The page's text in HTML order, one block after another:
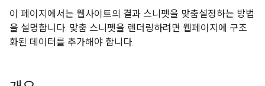
이 페이지에서는 웹사이트의 결과 스니펫을 맞춤설정하는 방법
을 설명합니다. 맞춤 스니펫을 렌더링하려면 웹페이지에 구조
화된 데이터를 추가해야 합니다.